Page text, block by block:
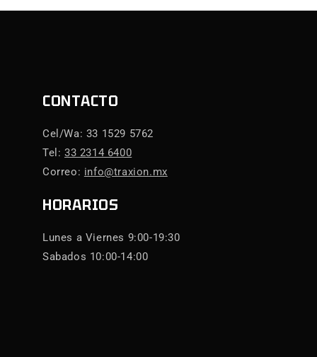
CONTACTO
Cel/Wa: 33 1529 5762
Tel:33 2314 6400
Correo: info@traxion.mx
HORARIOS
Lunes a Viernes 9:00-19:30
Sabados 10:00-14:00